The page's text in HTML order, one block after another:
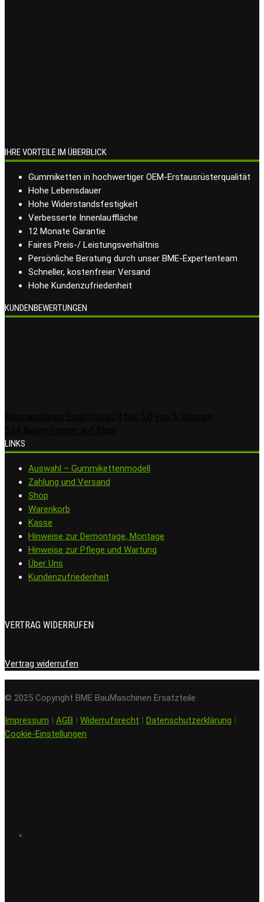
IHRE VORTEILE IM ÜBERBLICK
Gummiketten in hochwertiger OEM-Erstausrüsterqualität
Hohe Lebensdauer
Hohe Widerstandsfestigkeit
Verbesserte Innenlauffläche
12 Monate Garantie
Faires Preis-/ Leistungsverhältnis
Persönliche Beratung durch unser BME-Expertenteam
Schneller, kostenfreier Versand
Hohe Kundenzufriedenheit
KUNDENBEWERTUNGEN
LINKS
Auswahl – Gummikettenmodell
Zahlung und Versand
Shop
Warenkorb
Kasse
Hinweise zur Demontage, Montage
Hinweise zur Pflege und Wartung
Über Uns
Kundenzufriedenheit
VERTRAG WIDERRUFEN
Vertrag widerrufen
© 2025 Copyright BME BauMaschinen Ersatzteile
Impressum | AGB | Widerrufsrecht | Datenschutzerklärung |
Cookie-Einstellungen